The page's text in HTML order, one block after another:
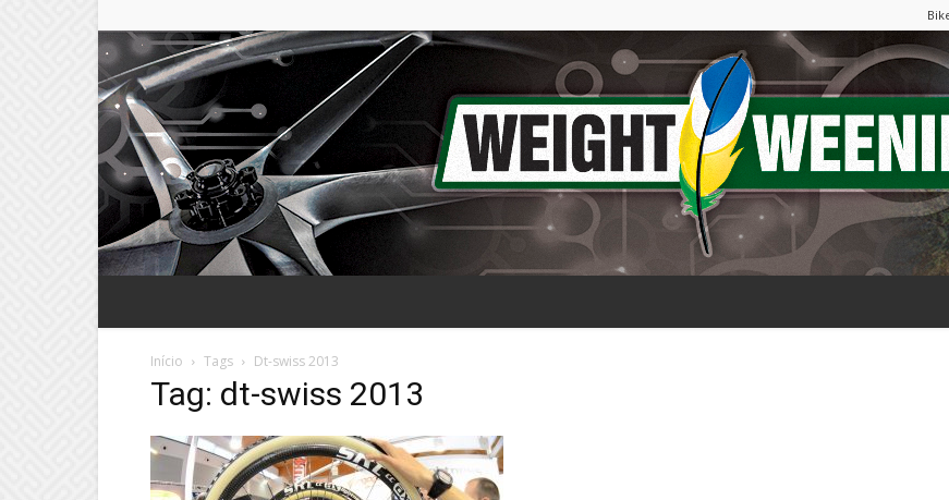
Início Tags Dt-swiss 2013
Tag: dt-swiss 2013